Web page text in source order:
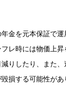
金を元本保証で
レ時には物価上
りしたり、また
損する可能性があ